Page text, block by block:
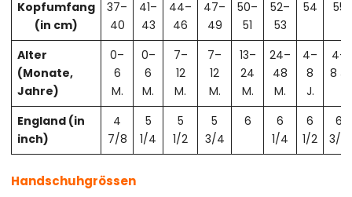
Kopfumfang
(in cm)
37–
40
41–
43
44–
46
47–
49
50–
51
52–
53
54 55
Alter
(Monate,
Jahre)
0–
6
M.
0–
6
M.
7–
12
M.
7–
12
M.
13–
24
M.
24–
48
M.
4–
8
J.
4–
8 J.
England (in
inch)
4
7/8
5
1/4
5
1/2
5
3/4
6
6
1/4
6
1/2
6
3/4
Handschuhgrössen